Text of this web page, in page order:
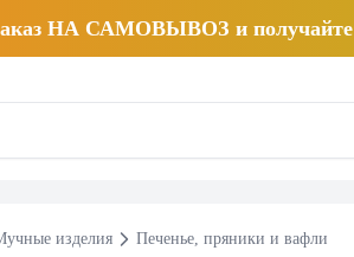
НА САМОВЫВОЗ и
изделия Печенье, пряники и вафли